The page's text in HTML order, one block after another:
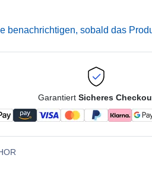
benachrichtigen, sobald das
Garantiert Sicheres